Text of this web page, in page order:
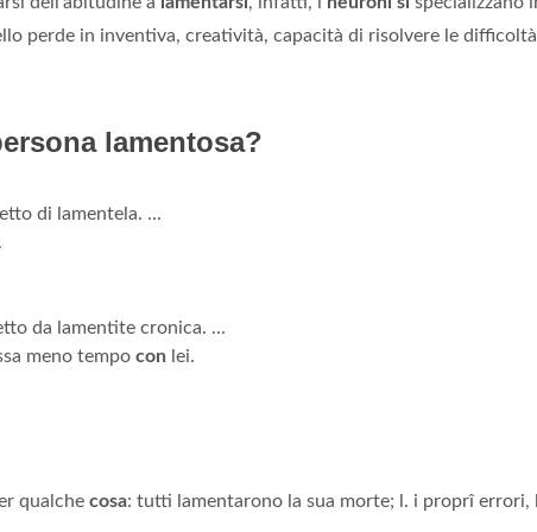
perde in inventiva, creatività, capacità di risolvere le
lamentosa?
di lamentela. ...
da lamentite cronica. ...
meno tempo con lei.
qualche cosa: tutti lamentarono la sua morte; l. i proprî errori,